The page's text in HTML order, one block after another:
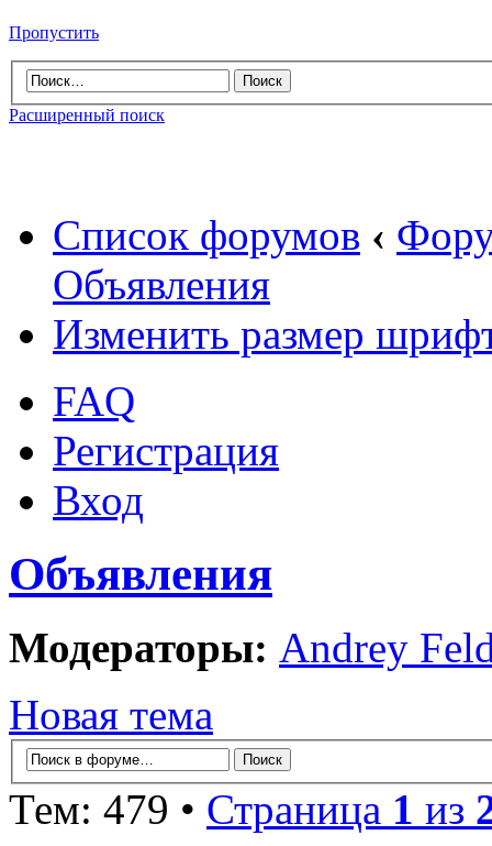
Пропустить
Расширенный поиск
Список форумов ‹
Объявления
Изменить размер
FAQ
Регистрация
Вход
Объявления
Модераторы: Andrey
Новая тема
Тем: 479 • Страница 1 из